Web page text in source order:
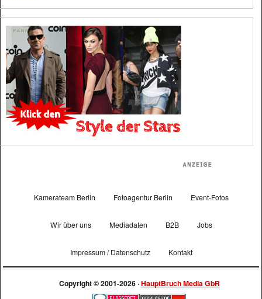
Kamerateam Berlin Fotoagentur Berlin Event-Fotos
Wir über uns Mediadaten B2B Jobs
Impressum / Datenschutz Kontakt
Copyright © 2001-2026 ·HauptBruch Media GbR